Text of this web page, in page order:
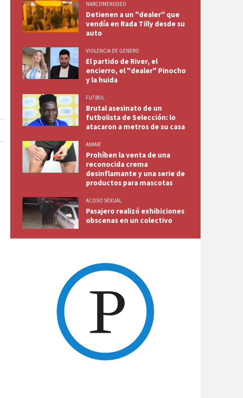
NARCOMENUDEO
Detienen a un "dealer" que
vendía en Rada Tilly desde su
auto
VIOLENCIA DE GENERO
El partido de River, el
encierro, el "dealer" Pinocho
y la huida
FUTBOL
Brutal asesinato de un
futbolista de Selección: lo
atacaron a metros de su casa
ANMAT
Prohíben la venta de una
reconocida crema
desinflamante y una serie de
productos para mascotas
ACOSO SEXUAL
Pasajero realizó exhibiciones
obscenas en un colectivo